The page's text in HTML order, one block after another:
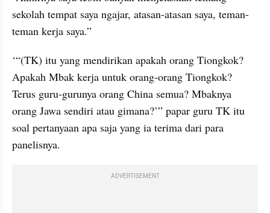
sekolah tempat saya ngajar, atasan-atasan saya, teman-
teman kerja saya.”
‘“(TK) itu yang mendirikan apakah orang Tiongkok?
Apakah Mbak kerja untuk orang-orang Tiongkok?
Terus guru-gurunya orang China semua? Mbaknya
orang Jawa sendiri atau gimana?’” papar guru TK itu
soal pertanyaan apa saja yang ia terima dari para
panelisnya.
ADVERTISEMENT